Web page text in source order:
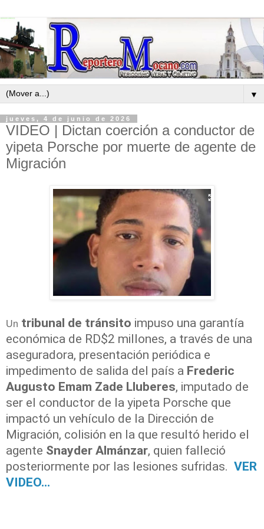
▼
jueves, 4 de junio de 2026
VIDEO | Dictan coerción a conductor de
yipeta Porsche por muerte de agente de
Migración
Un tribunal de tránsito impuso una garantía
económica de RD$2 millones, a través de una
aseguradora, presentación periódica e
impedimento de salida del país a Frederic
Augusto Emam Zade Lluberes, imputado de
ser el conductor de la yipeta Porsche que
impactó un vehículo de la Dirección de
Migración, colisión en la que resultó herido el
agente Snayder Almánzar, quien falleció
posteriormente por las lesiones sufridas. VER
VIDEO...